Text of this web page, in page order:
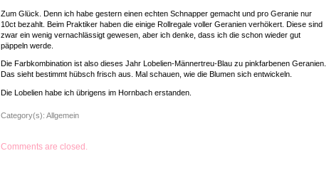
Zum Glück. Denn ich habe gestern einen echten Schnapper gemacht und pro Geranie nur
10ct bezahlt. Beim Praktiker haben die einige Rollregale voller Geranien verhökert. Diese sind
zwar ein wenig vernachlässigt gewesen, aber ich denke, dass ich die schon wieder gut
päppeln werde.
Die Farbkombination ist also dieses Jahr Lobelien-Männertreu-Blau zu pinkfarbenen Geranien.
Das sieht bestimmt hübsch frisch aus. Mal schauen, wie die Blumen sich entwickeln.
Die Lobelien habe ich übrigens im Hornbach erstanden.
Category(s): Allgemein
Comments are closed.